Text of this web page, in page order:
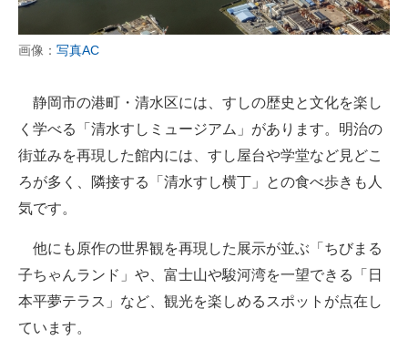
画像： 写真AC
静岡市の港町・清水区には、すしの歴史と文化を楽し
く学べる「清水すしミュージアム」があります。明治の
街並みを再現した館内には、すし屋台や学堂など見どこ
ろが多く、隣接する「清水すし横丁」との食べ歩きも人
気です。
他にも原作の世界観を再現した展示が並ぶ「ちびまる
子ちゃんランド」や、富士山や駿河湾を一望できる「日
本平夢テラス」など、観光を楽しめるスポットが点在し
ています。